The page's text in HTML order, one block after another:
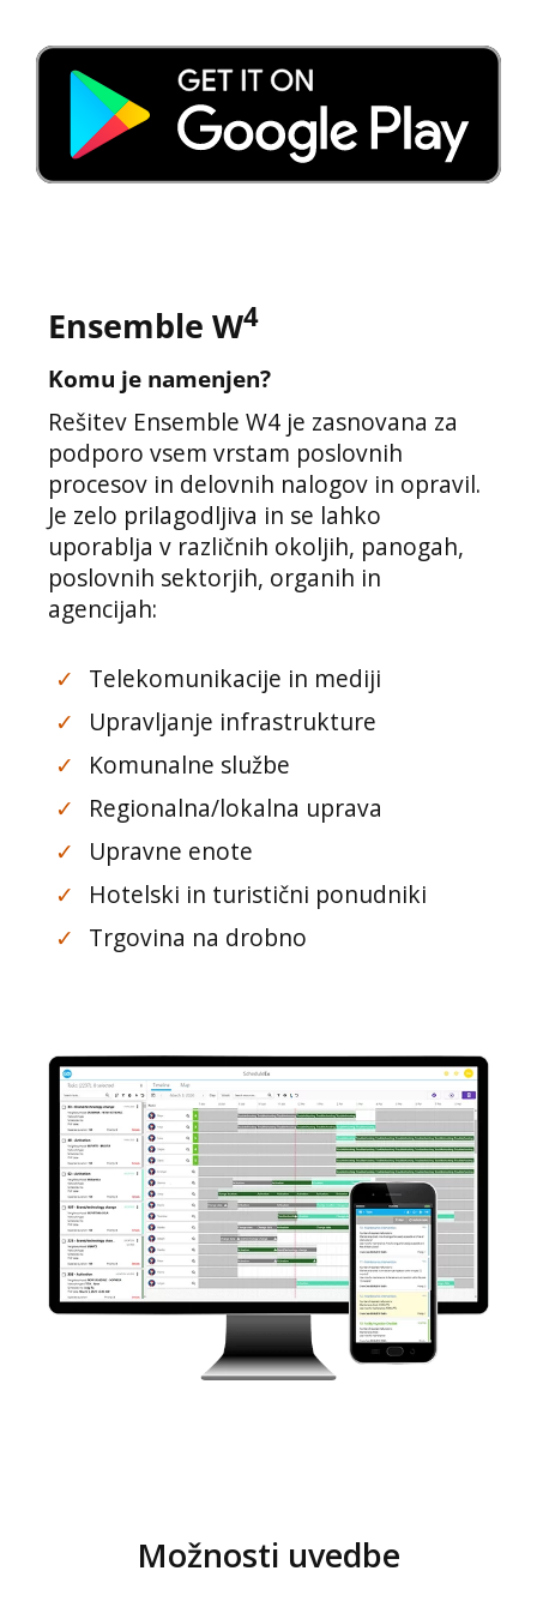
Ensemble W4
Komu je namenjen?
Rešitev Ensemble W4 je zasnovana za
podporo vsem vrstam poslovnih
procesov in delovnih nalogov in opravil.
Je zelo prilagodljiva in se lahko
uporablja v različnih okoljih, panogah,
poslovnih sektorjih, organih in
agencijah:
✓
Telekomunikacije in mediji
✓
Upravljanje infrastrukture
✓
Komunalne službe
✓
Regionalna/lokalna uprava
✓
Upravne enote
✓
Hotelski in turistični ponudniki
✓
Trgovina na drobno
Možnosti uvedbe